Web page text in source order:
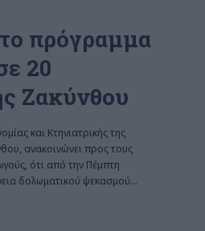
πρόγραμμα
20
Ζακύνθου
και Κτηνιατρικής της
ανακοινώνει προς τους
ότι από την Πέμπτη
δολωματικού ψεκασμού…